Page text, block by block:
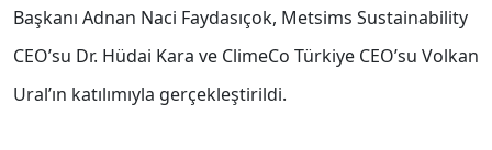
Başkanı Adnan Naci Faydasıçok, Metsims Sustainability
CEO’su Dr. Hüdai Kara ve ClimeCo Türkiye CEO’su Volkan
Ural’ın katılımıyla gerçekleştirildi.